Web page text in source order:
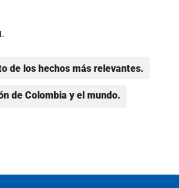
de los hechos más relevantes.
de Colombia y el mundo.